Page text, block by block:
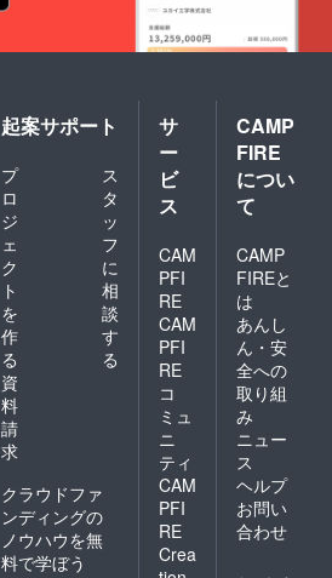
起案サポート
プ
ロ
ジ
ェ
ク
ト
を
作
る
ス
タ
ッ
フ
に
相
談
す
る
資
料
請
求
クラウドファ
ンディングの
ノウハウを無
料で学ぼう
サ
ー
ビ
ス
CAM
PFI
RE
CAM
PFI
RE
コ
ミュ
ニ
ティ
CAM
PFI
RE
Crea
CAMP
FIRE
につい
て
CAMP
FIREと
は
あんし
ん・安
全への
取り組
み
ニュー
ス
ヘルプ
お問い
合わせ